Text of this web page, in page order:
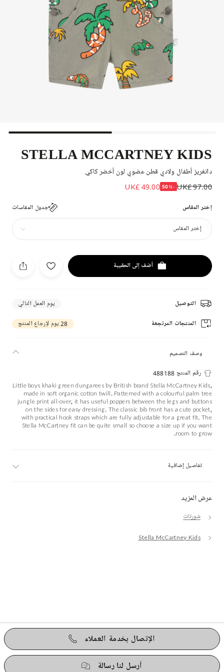
STELLA MCCARTNEY KIDS
دانغريز أطفال ولادي قطن عضوي لون أخضر كاكي
UK£ 97.00
-50%
UK£ 49.00
إختر المقاس جدول المقاسات
إختر المقاس
أضف إلى الحقيبة
التوصيل يوم العمل التالي
المنتجات المرتجعة 28 يوم لإرجاع المنتج
عرض المزيد
شورتات
Stella McCartney Kids
وصف التصميم
رقم المنتج 488188
Little boys khaki green dungarees by British brand Stella McCartney Kids,
made in soft organic cotton twill. Patterned with a colourful palm tree
jungle print all-over, it has useful poppers between the legs and buttons
on the sides for easy dressing. The classic bib front has a cute pocket,
with practical hook straps which are fully adjustable for a great fit. The
Stella McCartney fit can be quite small so choose a size up if you want
room to grow.
تفاصيل إضافية
الإتصال بخدمة العملاء
أرسل لنا رسالة